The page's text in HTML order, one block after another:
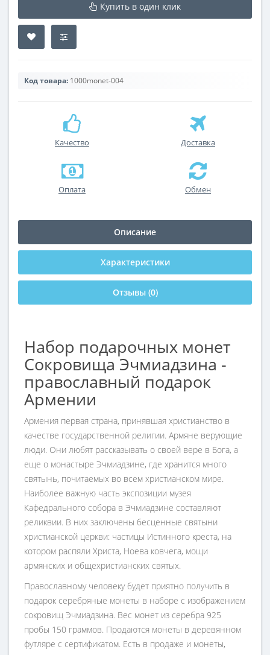
Купить в один клик
Код товара: 1000monet-004
Качество Доставка
Оплата Обмен
Описание
Характеристики
Отзывы (0)
Набор подарочных монет
Сокровища Эчмиадзина -
православный подарок
Армении
Армения первая страна, принявшая христианство в
качестве государственной религии. Армяне верующие
люди. Они любят рассказывать о своей вере в Бога, а
еще о монастыре Эчмиадзине, где хранится много
святынь, почитаемых во всем христианском мире.
Наиболее важную часть экспозиции музея
Кафедрального собора в Эчмиадзине составляют
реликвии. В них заключены бесценные святыни
христианской церкви: частицы Истинного креста, на
котором распяли Христа, Ноева ковчега, мощи
армянских и общехристианских святых.
Православному человеку будет приятно получить в
подарок серебряные монеты в наборе с изображением
сокровищ Эчмиадзина. Вес монет из серебра 925
пробы 150 граммов. Продаются монеты в деревянном
футляре с сертификатом. Есть в продаже и монеты,